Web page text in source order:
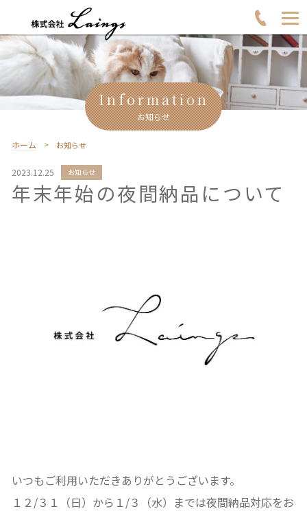
Information
お知らせ
ホーム お知らせ
2023.12.25 お知らせ
年末年始の夜間納品について
いつもご利用いただきありがとうございます。
１２/３１（日）から１/３（水）までは夜間納品対応をお